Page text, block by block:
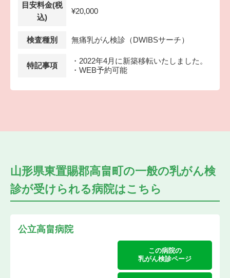
目安料金(税
込)
¥20,000
検査種別 無痛乳がん検診（DWIBSサーチ）
特記事項
・2022年4月に新築移転いたしました。
・WEB予約可能
山形県東置賜郡高畠町の一般の乳がん検
診が受けられる病院はこちら
公立高畠病院
この病院の
乳がん検診ページ